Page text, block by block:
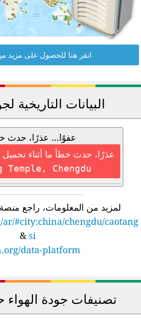
انقر هنا للحصول على مزيد
البيانات التاريخية
عفوًا... عذرًا، حدث
عذرًا، حدث خطأ ما أثناء تحميل
Temple, Chengdu
لمزيد من المعلومات، راجع منصة
ar/#city:china/chengdu/caotang
si
&
data-platform/
تصنيفات جودة